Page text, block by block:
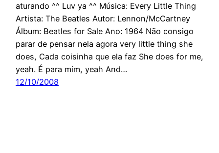
aturando ^^ Luv ya ^^ Música: Every Little Thing
Artista: The Beatles Autor: Lennon/McCartney
Álbum: Beatles for Sale Ano: 1964 Não consigo
parar de pensar nela agora very little thing she
does, Cada coisinha que ela faz She does for me,
yeah. É para mim, yeah And…
12/10/2008